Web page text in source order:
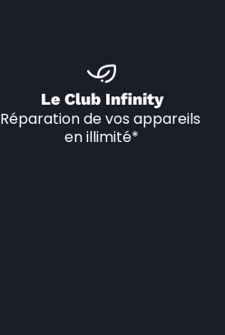
Le Club Infinity
Réparation de vos appareils
en illimité*